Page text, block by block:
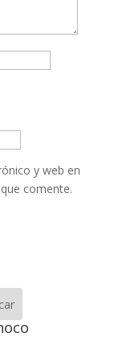
y web en
comente.